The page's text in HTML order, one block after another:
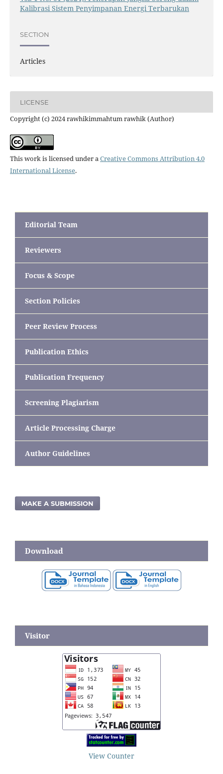
Kalibrasi Sistem Penyimpanan Energi Terbarukan
SECTION
Articles
LICENSE
Copyright (c) 2024 rawhikimmahtum rawhik (Author)
This work is licensed under aCreative Commons Attribution 4.0
International License.
Editorial Team
Reviewers
Focus & Scope
Section Policies
Peer Review Process
Publication Ethics
Publication Frequency
Screening Plagiarism
Article Processing Charge
Author Guidelines
MAKE A SUBMISSION
Download
Visitor
View Counter